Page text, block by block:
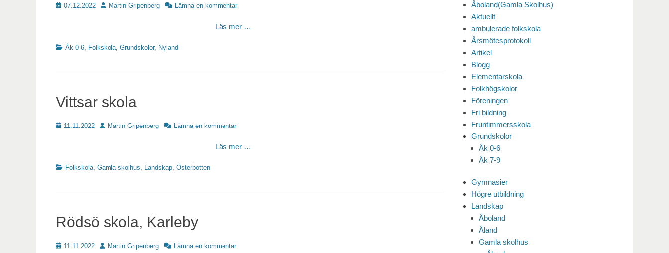
Publicerat
07.12.2022 Författare
Martin Gripenberg Lämna en kommentar
Läs mer …
Kategorier
Åk 0-6, Folkskola, Grundskolor, Nyland
Vittsar skola
Publicerat
11.11.2022 Författare
Martin Gripenberg Lämna en kommentar
Läs mer …
Kategorier
Folkskola, Gamla skolhus, Landskap, Österbotten
Rödsö skola, Karleby
Publicerat
11.11.2022 Författare
Martin Gripenberg Lämna en kommentar
Åboland(Gamla Skolhus)
Aktuellt
ambulerade folkskola
Årsmötesprotokoll
Artikel
Blogg
Elementarskola
Folkhögskolor
Föreningen
Fri bildning
Fruntimmersskola
Grundskolor
Åk 0-6
Åk 7-9
Gymnasier
Högre utbildning
Landskap
Åboland
Åland
Gamla skolhus